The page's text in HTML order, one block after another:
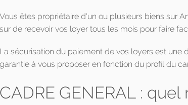
Vous êtes propriétaire d'un ou plusieurs biens sur
sur de recevoir vos loyer tous les mois pour faire
La sécurisation du paiement de vos loyers est une
garantie à vous proposer en fonction du profil du
CADRE GENERAL :